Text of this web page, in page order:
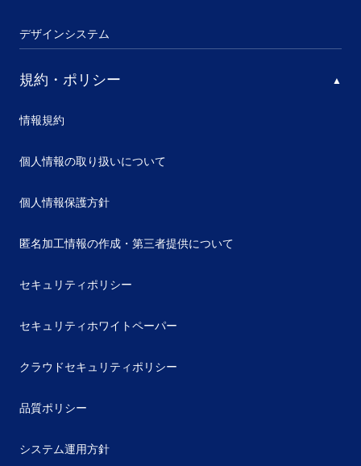
デザインシステム
規約・ポリシー
情報規約
個人情報の取り扱いについて
個人情報保護方針
匿名加工情報の作成・第三者提供について
セキュリティポリシー
セキュリティホワイトペーパー
クラウドセキュリティポリシー
品質ポリシー
システム運用方針